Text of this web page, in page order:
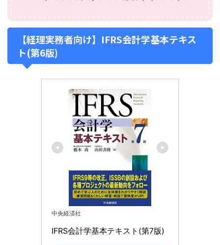
【経理実務者向け】IFRS会計学基本テキス
ト(第6版)
中央経済社
IFRS会計学基本テキスト(第7版)